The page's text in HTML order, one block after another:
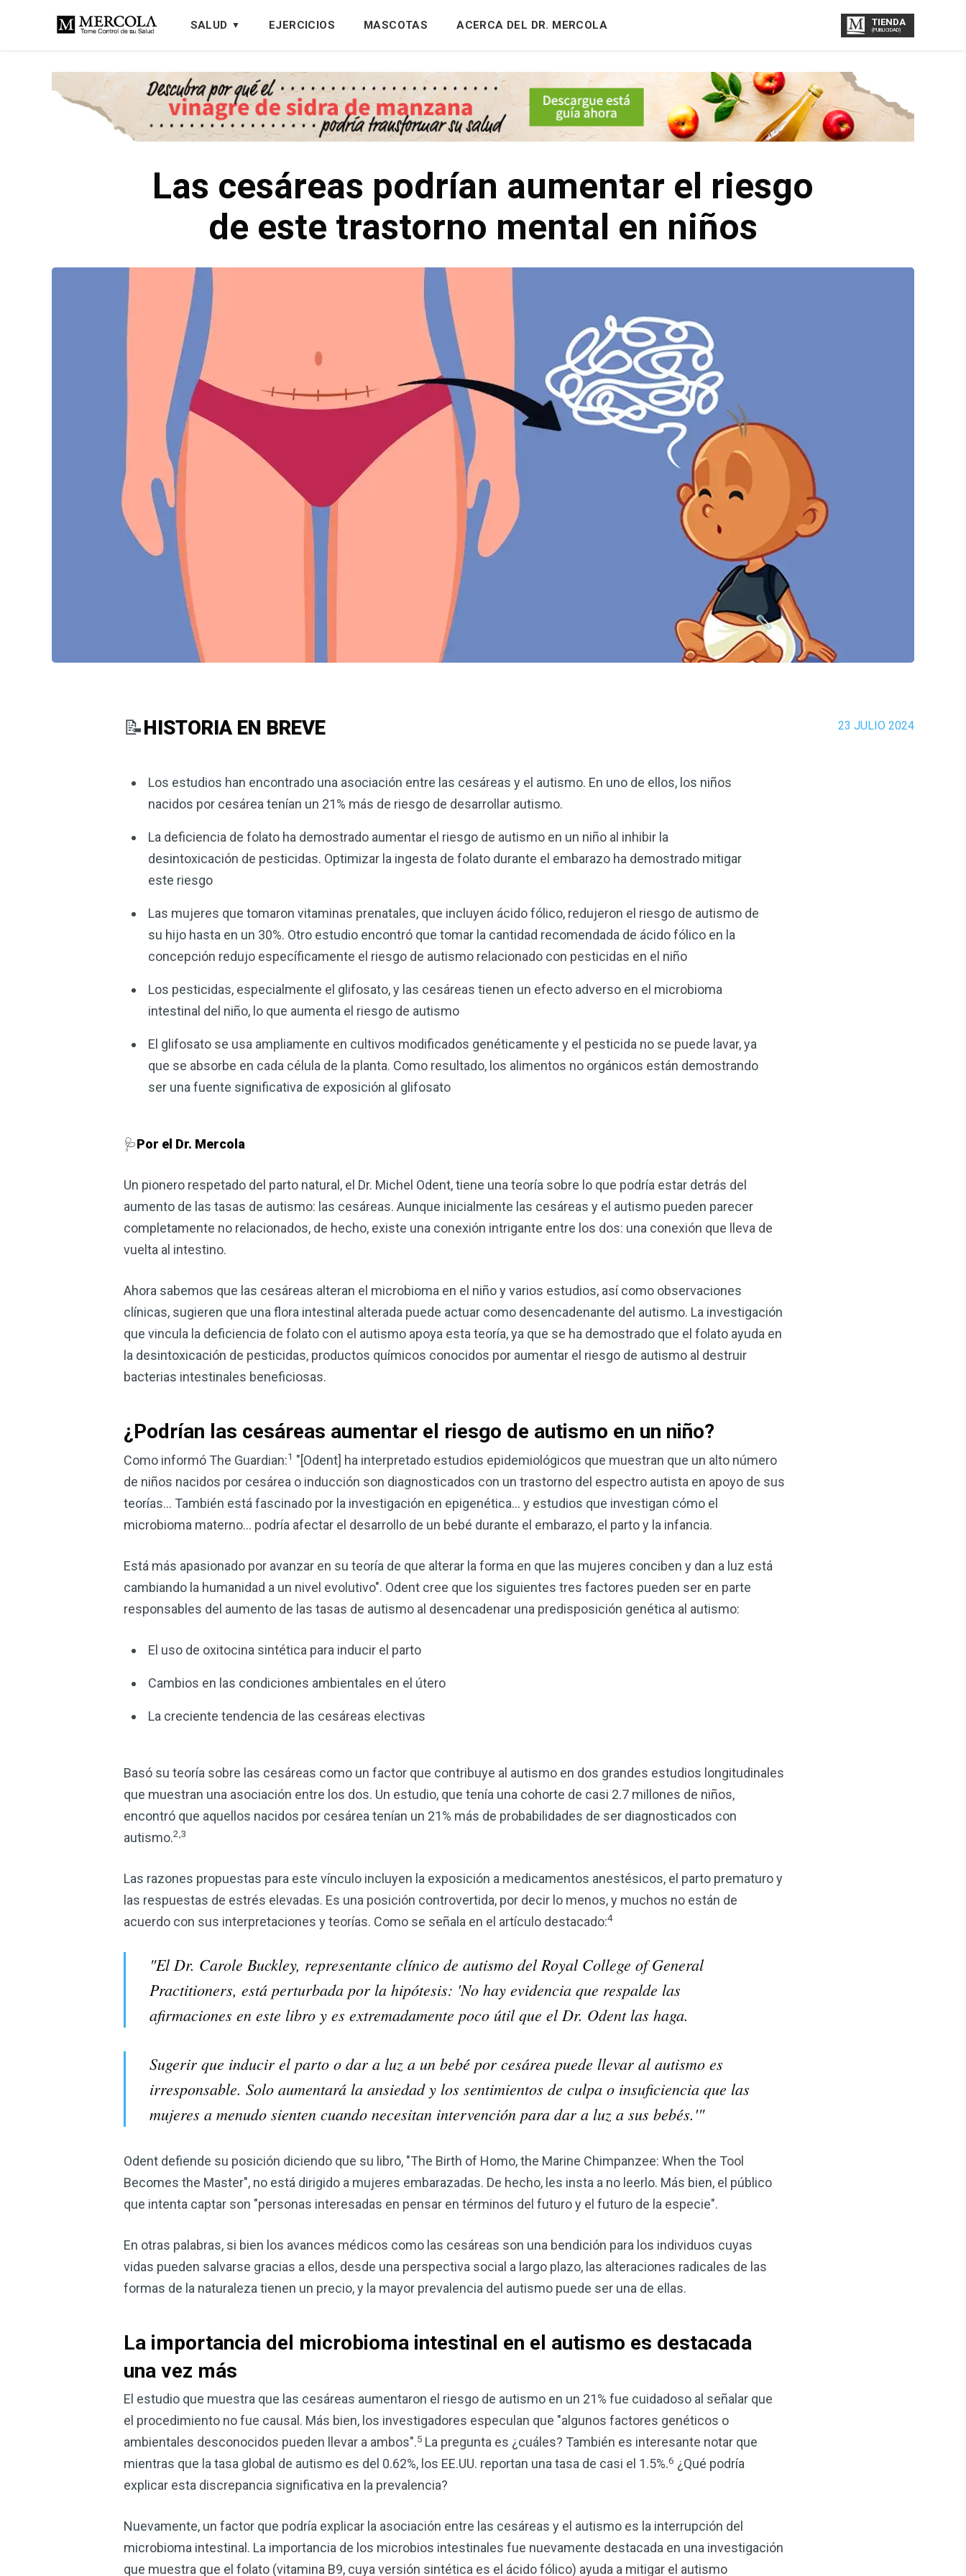
SALUD EJERCICIOS MASCOTAS ACERCA DEL DR. MERCOLA TIENDA
(PUBLICIDAD)
Las cesáreas podrían aumentar el riesgo
de este trastorno mental en niños
23 JULIO 2024
📝HISTORIA EN BREVE
Los estudios han encontrado una asociación entre las cesáreas y el autismo. En uno de ellos, los niños
nacidos por cesárea tenían un 21% más de riesgo de desarrollar autismo.
La deficiencia de folato ha demostrado aumentar el riesgo de autismo en un niño al inhibir la
desintoxicación de pesticidas. Optimizar la ingesta de folato durante el embarazo ha demostrado mitigar
este riesgo
Las mujeres que tomaron vitaminas prenatales, que incluyen ácido fólico, redujeron el riesgo de autismo de
su hijo hasta en un 30%. Otro estudio encontró que tomar la cantidad recomendada de ácido fólico en la
concepción redujo específicamente el riesgo de autismo relacionado con pesticidas en el niño
Los pesticidas, especialmente el glifosato, y las cesáreas tienen un efecto adverso en el microbioma
intestinal del niño, lo que aumenta el riesgo de autismo
El glifosato se usa ampliamente en cultivos modificados genéticamente y el pesticida no se puede lavar, ya
que se absorbe en cada célula de la planta. Como resultado, los alimentos no orgánicos están demostrando
ser una fuente significativa de exposición al glifosato
🩺Por el Dr. Mercola
Un pionero respetado del parto natural, el Dr. Michel Odent, tiene una teoría sobre lo que podría estar detrás del
aumento de las tasas de autismo: las cesáreas. Aunque inicialmente las cesáreas y el autismo pueden parecer
completamente no relacionados, de hecho, existe una conexión intrigante entre los dos: una conexión que lleva de
vuelta al intestino.
Ahora sabemos que las cesáreas alteran el microbioma en el niño y varios estudios, así como observaciones
clínicas, sugieren que una flora intestinal alterada puede actuar como desencadenante del autismo. La investigación
que vincula la deficiencia de folato con el autismo apoya esta teoría, ya que se ha demostrado que el folato ayuda en
la desintoxicación de pesticidas, productos químicos conocidos por aumentar el riesgo de autismo al destruir
bacterias intestinales beneficiosas.
¿Podrían las cesáreas aumentar el riesgo de autismo en un niño?
Como informó The Guardian:1 "[Odent] ha interpretado estudios epidemiológicos que muestran que un alto número
de niños nacidos por cesárea o inducción son diagnosticados con un trastorno del espectro autista en apoyo de sus
teorías... También está fascinado por la investigación en epigenética... y estudios que investigan cómo el
microbioma materno... podría afectar el desarrollo de un bebé durante el embarazo, el parto y la infancia.
Está más apasionado por avanzar en su teoría de que alterar la forma en que las mujeres conciben y dan a luz está
cambiando la humanidad a un nivel evolutivo". Odent cree que los siguientes tres factores pueden ser en parte
responsables del aumento de las tasas de autismo al desencadenar una predisposición genética al autismo:
El uso de oxitocina sintética para inducir el parto
Cambios en las condiciones ambientales en el útero
La creciente tendencia de las cesáreas electivas
Basó su teoría sobre las cesáreas como un factor que contribuye al autismo en dos grandes estudios longitudinales
que muestran una asociación entre los dos. Un estudio, que tenía una cohorte de casi 2.7 millones de niños,
encontró que aquellos nacidos por cesárea tenían un 21% más de probabilidades de ser diagnosticados con
autismo.2,3
Las razones propuestas para este vínculo incluyen la exposición a medicamentos anestésicos, el parto prematuro y
las respuestas de estrés elevadas. Es una posición controvertida, por decir lo menos, y muchos no están de
acuerdo con sus interpretaciones y teorías. Como se señala en el artículo destacado:4
"El Dr. Carole Buckley, representante clínico de autismo del Royal College of General
Practitioners, está perturbada por la hipótesis: 'No hay evidencia que respalde las
afirmaciones en este libro y es extremadamente poco útil que el Dr. Odent las haga.
Sugerir que inducir el parto o dar a luz a un bebé por cesárea puede llevar al autismo es
irresponsable. Solo aumentará la ansiedad y los sentimientos de culpa o insuficiencia que las
mujeres a menudo sienten cuando necesitan intervención para dar a luz a sus bebés.'"
Odent defiende su posición diciendo que su libro, "The Birth of Homo, the Marine Chimpanzee: When the Tool
Becomes the Master", no está dirigido a mujeres embarazadas. De hecho, les insta a no leerlo. Más bien, el público
que intenta captar son "personas interesadas en pensar en términos del futuro y el futuro de la especie".
En otras palabras, si bien los avances médicos como las cesáreas son una bendición para los individuos cuyas
vidas pueden salvarse gracias a ellos, desde una perspectiva social a largo plazo, las alteraciones radicales de las
formas de la naturaleza tienen un precio, y la mayor prevalencia del autismo puede ser una de ellas.
La importancia del microbioma intestinal en el autismo es destacada
una vez más
El estudio que muestra que las cesáreas aumentaron el riesgo de autismo en un 21% fue cuidadoso al señalar que
el procedimiento no fue causal. Más bien, los investigadores especulan que "algunos factores genéticos o
ambientales desconocidos pueden llevar a ambos".5 La pregunta es ¿cuáles? También es interesante notar que
mientras que la tasa global de autismo es del 0.62%, los EE.UU. reportan una tasa de casi el 1.5%.6 ¿Qué podría
explicar esta discrepancia significativa en la prevalencia?
Nuevamente, un factor que podría explicar la asociación entre las cesáreas y el autismo es la interrupción del
microbioma intestinal. La importancia de los microbios intestinales fue nuevamente destacada en una investigación
que muestra que el folato (vitamina B9, cuya versión sintética es el ácido fólico) ayuda a mitigar el autismo
Mejore su salud de forma natural con el
vinagre de sidra de manzana — Obtenga
El vinagre de sidra de manzana (VSM) es uno de los
remedios más versátiles de la naturaleza, ya sea que
quiera mejorar su digestión, reforzar la salud de su
corazón o controlar su peso, el VSM es un gran